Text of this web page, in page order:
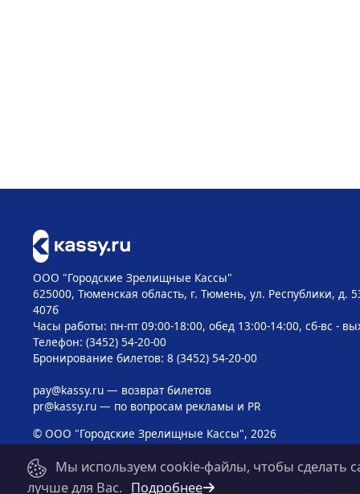
ООО "Городские Зрелищные Кассы"
625000, Тюменская область, г. Тюмень, ул. Республики, д.
407б
Часы работы: пн-пт 09:00-18:00, обед 13:00-14:00, сб-вс -
Телефон: (3452) 54-20-00
Бронирование билетов: 8 (3452) 54-20-00
pay@kassy.ru— возврат билетов
pr@kassy.ru— по вопросам рекламы и PR
© ООО "Городские Зрелищные Кассы", 2026
Мы используем cookie-файлы, чтобы сделать
лучше для Вас. Подробнее